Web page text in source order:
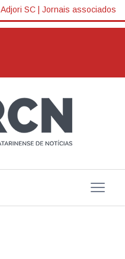
Adjori SC Jornais associados